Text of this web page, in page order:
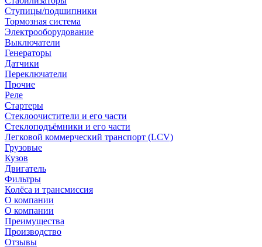
Ступицы/подшипники
Тормозная система
Электрооборудование
Выключатели
Генераторы
Датчики
Переключатели
Прочие
Реле
Стартеры
Стеклоочистители и его части
Стеклоподъёмники и его части
Легковой коммерческий транспорт (LCV)
Грузовые
Кузов
Двигатель
Фильтры
Колёса и трансмиссия
О компании
О компании
Преимущества
Производство
Отзывы